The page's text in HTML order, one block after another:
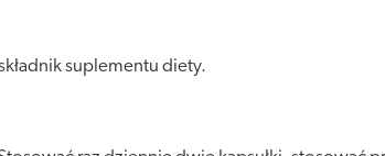
suplementu diety.